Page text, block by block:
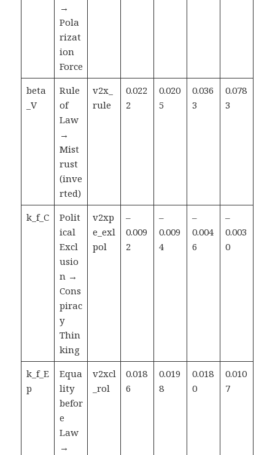
→
Pola
rizat
ion
Force
beta
_V
Rule
of
Law
→
Mist
rust
(inve
rted)
v2x_
rule
0.022
2
0.020
5
0.036
3
0.078
3
k_f_C
Polit
ical
Excl
usio
n →
Cons
pirac
y
Thin
king
v2xp
e_exl
pol
–
0.009
2
–
0.009
4
–
0.004
6
–
0.003
0
k_f_E
p
Equa
lity
befor
e
Law
→
v2xcl
_rol
0.018
6
0.019
8
0.018
0
0.010
7